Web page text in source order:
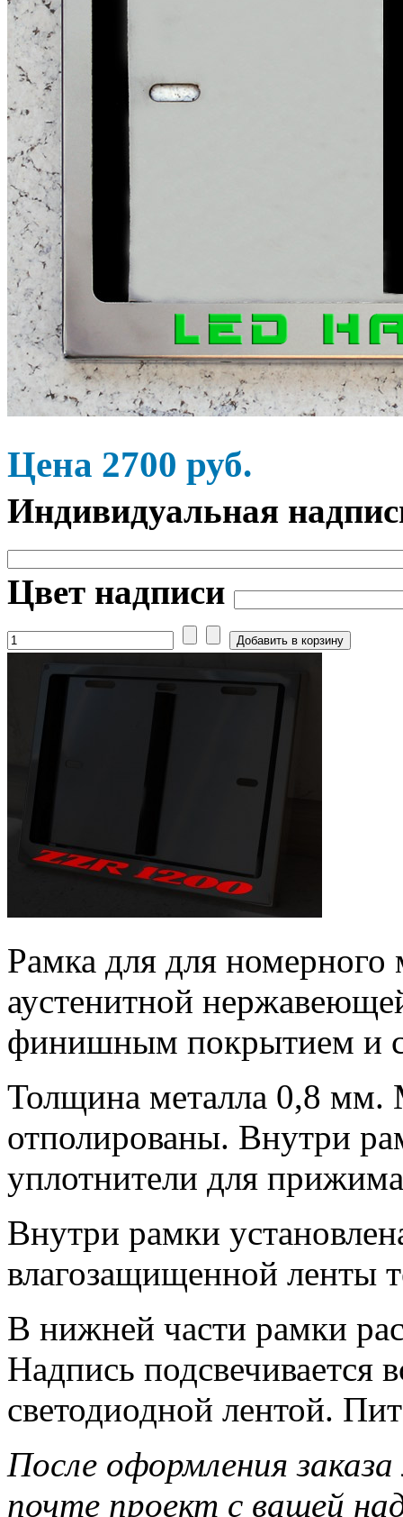
Цена 2700 руб.
Индивидуальная
Цвет надписи
Рамка для для номерного
аустенитной
финишным покрытием и
Толщина металла 0,8 мм.
отполированы. Внутри
уплотнители для
Внутри рамки
влагозащищенной ленты
В нижней части рамки
Надпись подсвечивается
светодиодной лентой.
После оформления
почте проект с вашей